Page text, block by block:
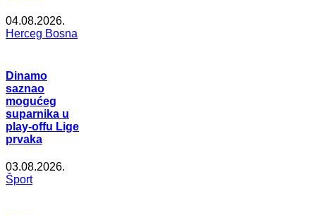
04.08.2026.
Herceg Bosna
Dinamo
saznao
mogućeg
suparnika u
play-offu Lige
prvaka
03.08.2026.
Šport